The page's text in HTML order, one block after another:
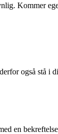
Kommer
også stå i
en